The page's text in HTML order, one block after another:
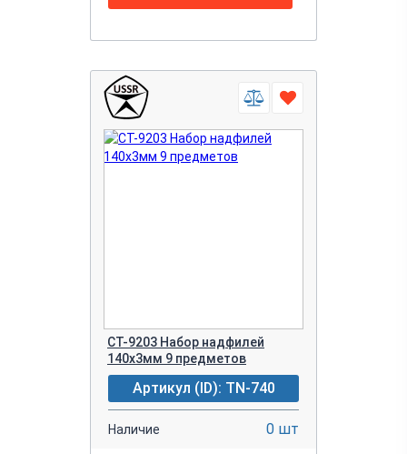
CT-9203 Набор надфилей
140х3мм 9 предметов
Артикул (ID): TN-740
Наличие 0 шт